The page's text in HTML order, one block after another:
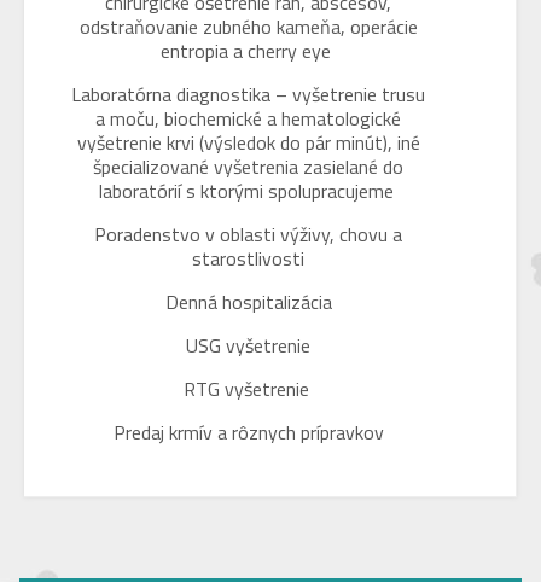
odstraňovanie zubného kameňa, operácie
entropia a cherry eye
Laboratórna diagnostika – vyšetrenie trusu
a moču, biochemické a hematologické
vyšetrenie krvi (výsledok do pár minút), iné
špecializované vyšetrenia zasielané do
laboratórií s ktorými spolupracujeme
Poradenstvo v oblasti výživy, chovu a
starostlivosti
Denná hospitalizácia
USG vyšetrenie
RTG vyšetrenie
Predaj krmív a rôznych prípravkov